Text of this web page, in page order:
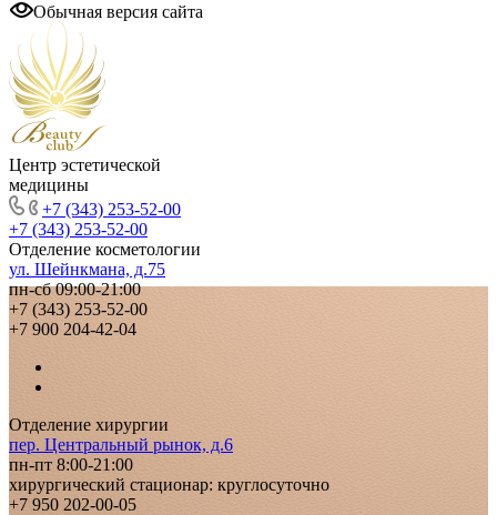
Обычная версия сайта
Центр эстетической
медицины
+7 (343) 253-52-00
+7 (343) 253-52-00
Отделение косметологии
ул. Шейнкмана, д.75
пн-сб 09:00-21:00
+7 (343) 253-52-00
+7 900 204-42-04
Отделение хирургии
пер. Центральный рынок, д.6
пн-пт 8:00-21:00
хирургический стационар: круглосуточно
+7 950 202-00-05